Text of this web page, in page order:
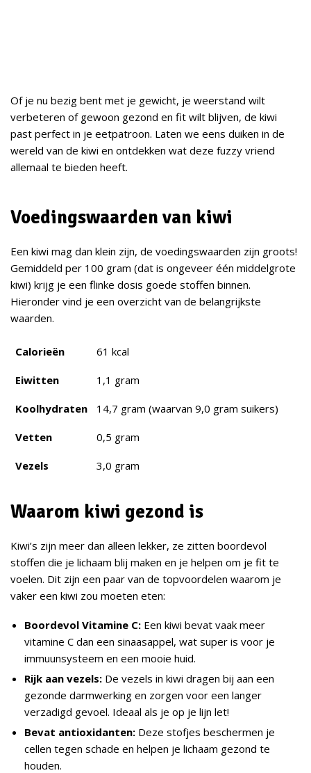
Of je nu bezig bent met je gewicht, je weerstand wilt
verbeteren of gewoon gezond en fit wilt blijven, de kiwi
past perfect in je eetpatroon. Laten we eens duiken in de
wereld van de kiwi en ontdekken wat deze fuzzy vriend
allemaal te bieden heeft.
Voedingswaarden van kiwi
Een kiwi mag dan klein zijn, de voedingswaarden zijn groots!
Gemiddeld per 100 gram (dat is ongeveer één middelgrote
kiwi) krijg je een flinke dosis goede stoffen binnen.
Hieronder vind je een overzicht van de belangrijkste
waarden.
Calorieën 61 kcal
Eiwitten 1,1 gram
Koolhydraten 14,7 gram (waarvan 9,0 gram suikers)
Vetten 0,5 gram
Vezels 3,0 gram
Waarom kiwi gezond is
Kiwi’s zijn meer dan alleen lekker, ze zitten boordevol
stoffen die je lichaam blij maken en je helpen om je fit te
voelen. Dit zijn een paar van de topvoordelen waarom je
vaker een kiwi zou moeten eten:
Boordevol Vitamine C: Een kiwi bevat vaak meer
vitamine C dan een sinaasappel, wat super is voor je
immuunsysteem en een mooie huid.
Rijk aan vezels: De vezels in kiwi dragen bij aan een
gezonde darmwerking en zorgen voor een langer
verzadigd gevoel. Ideaal als je op je lijn let!
Bevat antioxidanten: Deze stofjes beschermen je
cellen tegen schade en helpen je lichaam gezond te
houden.